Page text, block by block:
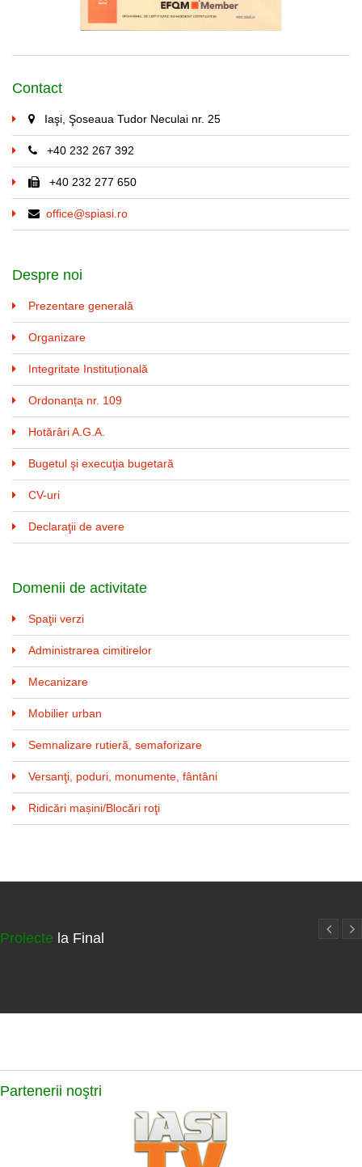
Contact
Iaşi, Şoseaua Tudor Neculai nr. 25
+40 232 267 392
+40 232 277 650
office@spiasi.ro
Despre noi
Prezentare generală
Organizare
Integritate Instituțională
Ordonanța nr. 109
Hotărâri A.G.A.
Bugetul şi execuţia bugetară
CV-uri
Declaraţii de avere
Domenii de activitate
Spaţii verzi
Administrarea cimitirelor
Mecanizare
Mobilier urban
Semnalizare rutieră, semaforizare
Versanţi, poduri, monumente, fântâni
Ridicări mașini/Blocări roţi
Proiecte la Final
Partenerii noştri